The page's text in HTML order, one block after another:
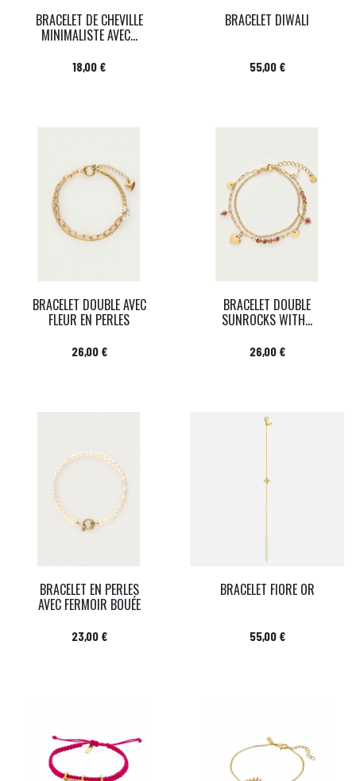
BRACELET DE CHEVILLE
MINIMALISTE AVEC...
Prix
18,00 €
BRACELET DIWALI
Prix
55,00 €
BRACELET DOUBLE AVEC
FLEUR EN PERLES
Prix
26,00 €
BRACELET DOUBLE
SUNROCKS WITH...
Prix
26,00 €
BRACELET EN PERLES
AVEC FERMOIR BOUÉE
Prix
23,00 €
BRACELET FIORE OR
Prix
55,00 €